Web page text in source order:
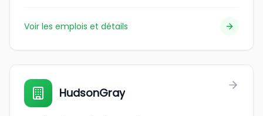
Voir les emplois et détails
HudsonGray